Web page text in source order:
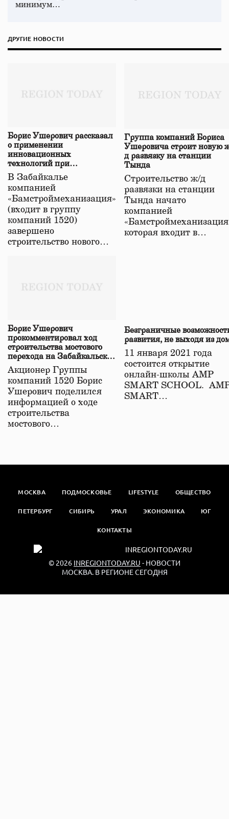
минимум…
ДРУГИЕ НОВОСТИ
Борис Ушерович рассказал
о применении
инновационных
технологий при
строительстве нового моста
в Забайкалье
В Забайкалье
компанией
«Бамстроймеханизация»
(входит в группу
компаний 1520)
завершено
строительство нового…
Группа компаний Бориса
Ушеровича строит новую
д развязку на станции
Тында
Строительство ж/д
развязки на станции
Тында начато
компанией
которая входит в…
Борис Ушерович
прокомментировал ход
строительства мостового
перехода на Забайкальской
железной дороге
Акционер Группы
компаний 1520 Борис
Ушерович поделился
информацией о ходе
строительства
мостового…
Безграничные
развития, не выходя из
11 января 2021 года
состоится открытие
онлайн-школы АМР
SMART SCHOOL.
SMART…
МОСКВА ПОДМОСКОВЬЕ LIFESTYLE ОБЩЕСТВО
ПЕТЕРБУРГ СИБИРЬ УРАЛ ЭКОНОМИКА ЮГ
КОНТАКТЫ
© 2026 INREGIONTODAY.RU - НОВОСТИ
МОСКВА. В РЕГИОНЕ СЕГОДНЯ